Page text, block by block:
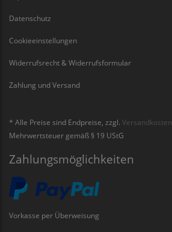
Datenschutz
Cookieeinstellungen
Widerrufsrecht & Widerrufsformular
Zahlung und Versand
* Alle Preise sind Endpreise, zzgl. Versandkosten
Mehrwertsteuer gemäß § 19 UStG
Zahlungsmöglichkeiten
Vorkasse per Überweisung